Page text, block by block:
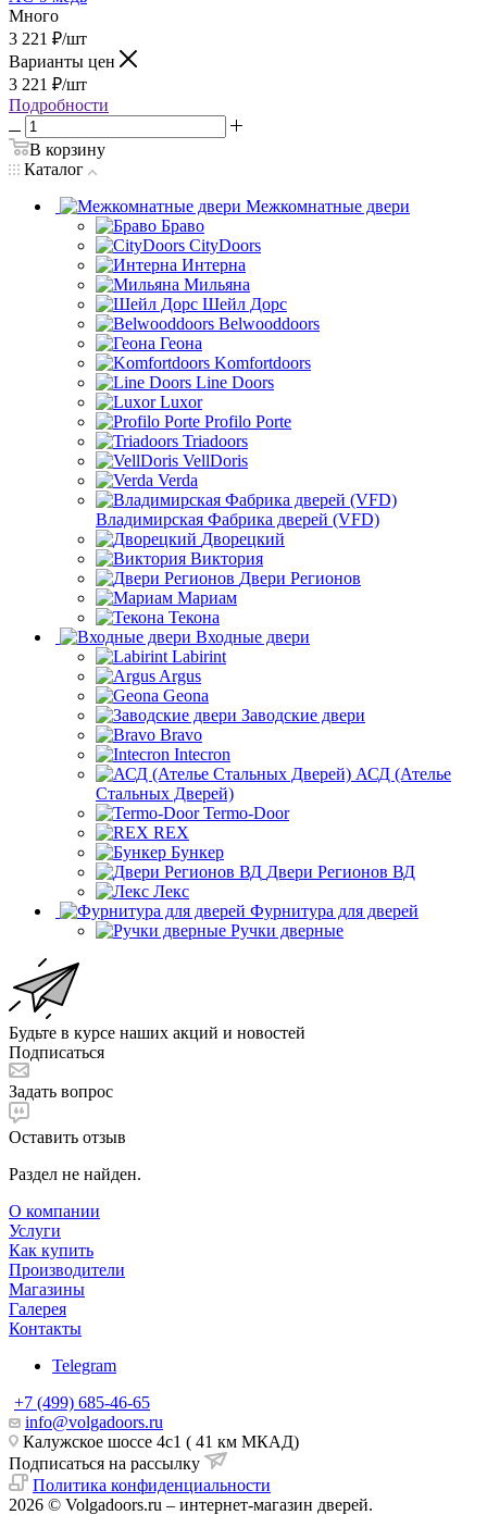
Много
3 221 ₽/шт
Варианты цен
3 221 ₽/шт
Подробности
В корзину
Каталог
Межкомнатные двери
Браво
CityDoors
Интерна
Мильяна
Шейл Дорс
Belwooddoors
Геона
Komfortdoors
Line Doors
Luxor
Profilo Porte
Triadoors
VellDoris
Verda
Владимирская Фабрика дверей (VFD)
Дворецкий
Виктория
Двери Регионов
Мариам
Текона
Входные двери
Labirint
Argus
Geona
Заводские двери
Bravo
Intecron
АСД (Ателье
Стальных Дверей)
Termo-Door
REX
Бункер
Двери Регионов ВД
Лекс
Фурнитура для дверей
Ручки дверные
Будьте в курсе наших акций и новостей
Подписаться
Задать вопрос
Оставить отзыв
Раздел не найден.
О компании
Услуги
Как купить
Производители
Магазины
Галерея
Контакты
Telegram
+7 (499) 685-46-65
info@volgadoors.ru
Калужское шоссе 4с1 ( 41 км МКАД)
Подписаться на рассылку
Политика конфиденциальности
2026 © Volgadoors.ru – интернет-магазин дверей.